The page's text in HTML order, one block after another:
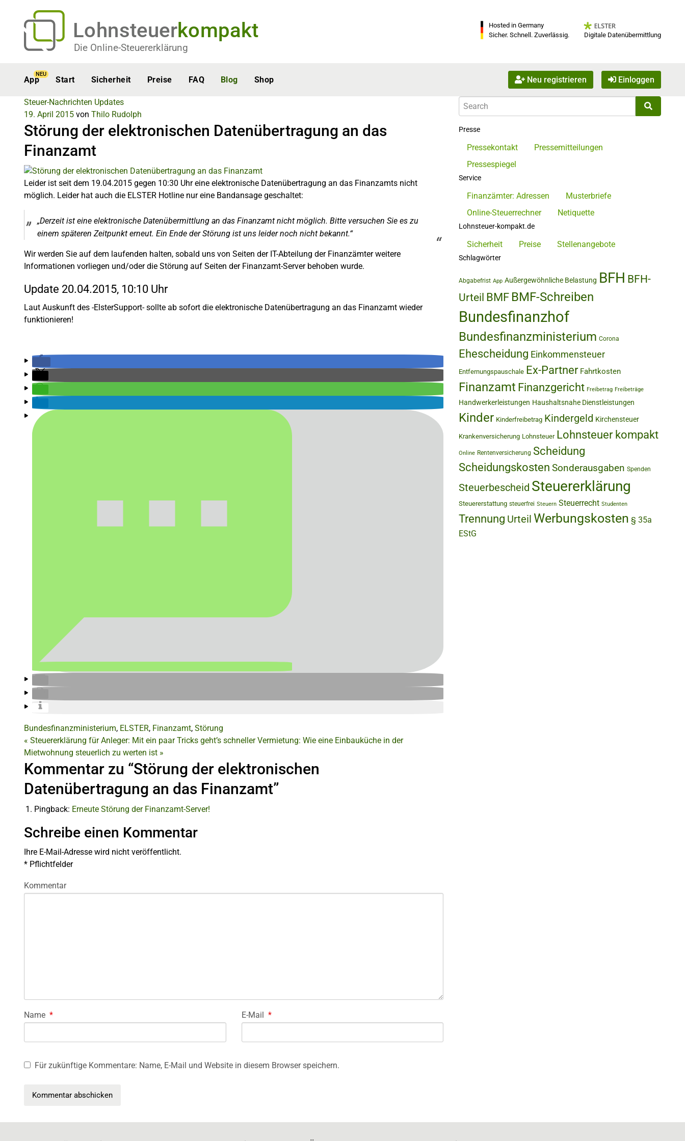
Lohnsteuerkompakt
Die Online-Steuererklärung
Hosted in Germany
Sicher. Schnell. Zuverlässig.
Digitale Datenübermittlung
App
NEU
Start Sicherheit Preise FAQ Blog Shop Neu registrieren Einloggen
Steuer-Nachrichten Updates
19. April 2015 von Thilo Rudolph
Störung der elektronischen Datenübertragung an das
Finanzamt
Leider ist seit dem 19.04.2015 gegen 10:30 Uhr eine elektronische Datenübertragung an das Finanzamts nicht
möglich. Leider hat auch die ELSTER Hotline nur eine Bandansage geschaltet:
„Derzeit ist eine elektronische Datenübermittlung an das Finanzamt nicht möglich. Bitte versuchen Sie es zu
einem späteren Zeitpunkt erneut. Ein Ende der Störung ist uns leider noch nicht bekannt.“
Wir werden Sie auf dem laufenden halten, sobald uns von Seiten der IT-Abteilung der Finanzämter weitere
Informationen vorliegen und/oder die Störung auf Seiten der Finanzamt-Server behoben wurde.
Update 20.04.2015, 10:10 Uhr
Laut Auskunft des -ElsterSupport- sollte ab sofort die elektronische Datenübertragung an das Finanzamt wieder
funktionieren!
Bundesfinanzministerium, ELSTER, Finanzamt, Störung
« Steuererklärung für Anleger: Mit ein paar Tricks geht’s schneller Vermietung: Wie eine Einbauküche in der
Mietwohnung steuerlich zu werten ist »
Kommentar zu “Störung der elektronischen
Datenübertragung an das Finanzamt”
Pingback: Erneute Störung der Finanzamt-Server!
Schreibe einen Kommentar
Ihre E-Mail-Adresse wird nicht veröffentlicht.
* Pflichtfelder
Kommentar
Name * E-Mail *
Für zukünftige Kommentare: Name, E-Mail und Website in diesem Browser speichern.
Presse
Pressekontakt
Pressemitteilungen
Pressespiegel
Service
Finanzämter: Adressen
Musterbriefe
Online-Steuerrechner
Netiquette
Lohnsteuer-kompakt.de
Sicherheit Preise Stellenangebote
Schlagwörter
Abgabefrist App Außergewöhnliche Belastung BFH BFH-
Urteil BMF BMF-Schreiben
Bundesfinanzhof
Bundesfinanzministerium Corona
Ehescheidung Einkommensteuer
Entfernungspauschale Ex-Partner Fahrtkosten
Finanzamt Finanzgericht Freibetrag Freibeträge
Handwerkerleistungen Haushaltsnahe Dienstleistungen
Kinder Kinderfreibetrag Kindergeld Kirchensteuer
Krankenversicherung Lohnsteuer Lohnsteuer kompakt
Online Rentenversicherung Scheidung
Scheidungskosten Sonderausgaben Spenden
Steuerbescheid Steuererklärung
Steuererstattung steuerfrei Steuern Steuerrecht Studenten
Trennung Urteil Werbungskosten § 35a
EStG